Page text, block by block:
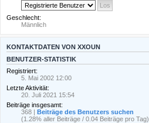
Geschlecht:
Männlich
KONTAKTDATEN VON XXOUN
BENUTZER-STATISTIK
Registriert:
5. Mai 2002 12:00
Letzte Aktivität:
20. Juli 2021 15:54
Beiträge insgesamt:
368 | Beiträge des Benutzers suchen
(1.28% aller Beiträge / 0.04 Beiträge pro Tag)